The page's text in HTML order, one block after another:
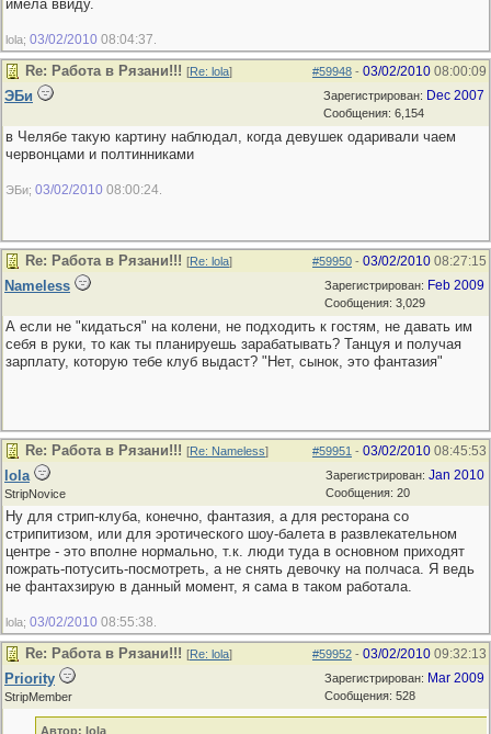
имела ввиду.
lola; 03/02/2010 08:04:37
#59948 - 03/02/2010 08:00:09
Re: Работа в Рязани!!! [Re: lola]
Зарегистрирован: Dec 2007
Сообщения: 6,154
ЭБи
в Челябе такую картину наблюдал, когда девушек одаривали чаем
червонцами и полтинниками
ЭБи; 03/02/2010 08:00:24
#59950 - 03/02/2010 08:27:15
Re: Работа в Рязани!!! [Re: lola]
Зарегистрирован: Feb 2009
Сообщения: 3,029
Nameless
А если не "кидаться" на колени, не подходить к гостям, не давать им
себя в руки, то как ты планируешь зарабатывать? Танцуя и получая
зарплату, которую тебе клуб выдаст? "Нет, сынок, это фантазия"
#59951 - 03/02/2010 08:45:53
Re: Работа в Рязани!!! [Re: Nameless]
Зарегистрирован: Jan 2010
Сообщения: 20
lola
StripNovice
Ну для стрип-клуба, конечно, фантазия, а для ресторана со
стрипитизом, или для эротического шоу-балета в развлекательном
центре - это вполне нормально, т.к. люди туда в основном приходят
пожрать-потусить-посмотреть, а не снять девочку на полчаса. Я ведь
не фантахзирую в данный момент, я сама в таком работала.
lola; 03/02/2010 08:55:38
#59952 - 03/02/2010 09:32:13
Re: Работа в Рязани!!! [Re: lola]
Зарегистрирован: Mar 2009
Сообщения: 528
Priority
StripMember
Автор: lola